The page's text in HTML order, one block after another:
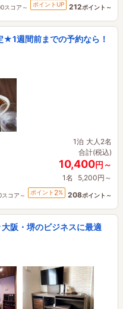
スコア～ ポイントUP 212ポイント～
★1週間前までの予約なら！
1泊 大人2名
合計(税込)
10,400円～
1名 5,200円～
コア～ ポイント 2% 208ポイント～
阪・堺のビジネスに最適